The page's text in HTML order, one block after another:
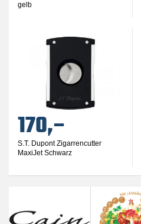
gelb
170,–
S.T. Dupont Zigarrencutter
MaxiJet Schwarz